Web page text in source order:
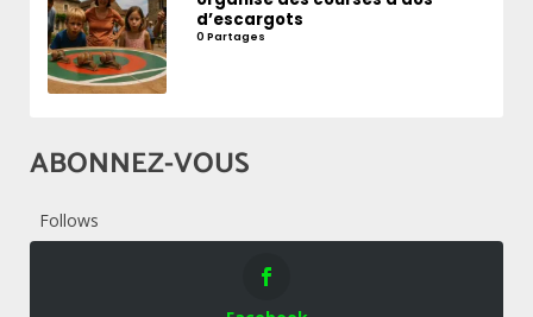
d’escargots
0 Partages
ABONNEZ-VOUS
Follows